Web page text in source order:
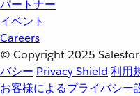
パートナー
イベント
Careers
© Copyright 2025
バシー Privacy Shield 利用
お客様によるプライバシー